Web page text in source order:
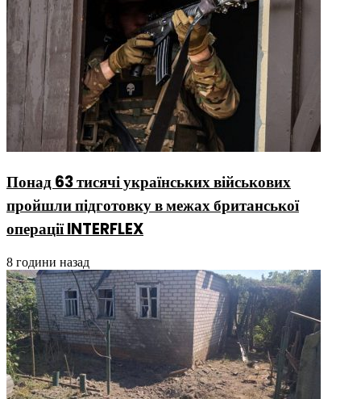
Понад 63 тисячі українських військових
пройшли підготовку в межах британської
операції INTERFLEX
8 години назад